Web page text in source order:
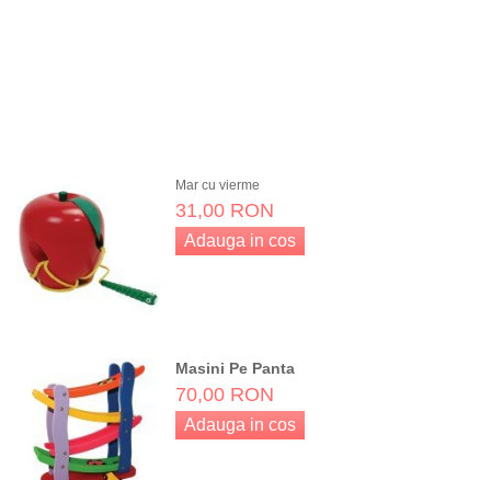
Mar cu vierme
Masini Pe Panta